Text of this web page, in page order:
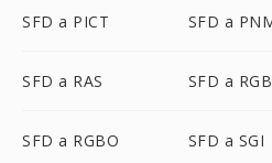
SFD a PICT SFD a
SFD a RAS SFD a RGB
SFD a RGBO SFD a SGI